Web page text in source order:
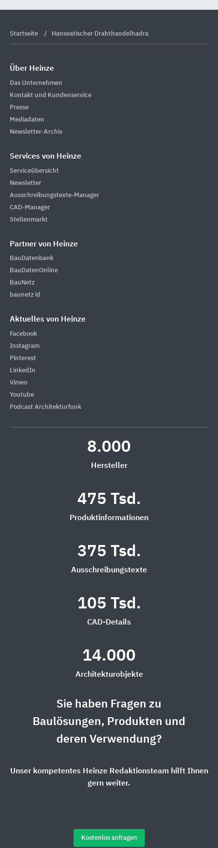
Startseite Hanseatischer Drahthandelhadra
Über Heinze
Das Unternehmen
Kontakt und Kundenservice
Presse
Mediadaten
Newsletter-Archiv
Services von Heinze
Serviceübersicht
Newsletter
Ausschreibungstexte-Manager
CAD-Manager
Stellenmarkt
Partner von Heinze
BauDatenbank
BauDatenOnline
BauNetz
baunetz id
Aktuelles von Heinze
Facebook
Instagram
Pinterest
LinkedIn
Vimeo
Youtube
Podcast Architekturfunk
8.000
Hersteller
475 Tsd.
Produktinformationen
375 Tsd.
Ausschreibungstexte
105 Tsd.
CAD-Details
14.000
Architekturobjekte
Sie haben Fragen zu
Baulösungen, Produkten und
deren Verwendung?
Unser kompetentes Heinze Redaktionsteam hilft Ihnen
gern weiter.
Kostenlos anfragen